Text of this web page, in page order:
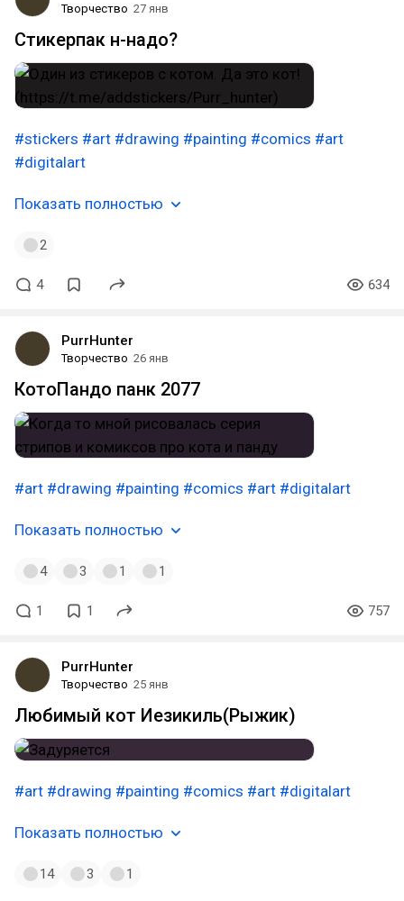
Творчество 27 янв
Стикерпак н-надо?
#stickers #art #drawing #painting #comics #art
#digitalart
Показать полностью
2
4 634
PurrHunter
Творчество 26 янв
КотоПандо панк 2077
#art #drawing #painting #comics #art #digitalart
Показать полностью
4 3 1 1
1 1 757
PurrHunter
Творчество 25 янв
Любимый кот Иезикиль(Рыжик)
#art #drawing #painting #comics #art #digitalart
Показать полностью
14 3 1